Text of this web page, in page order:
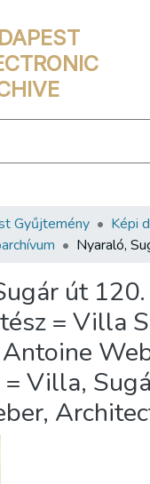
Gyűjtemény
Képi
út
= Villa
Villa,